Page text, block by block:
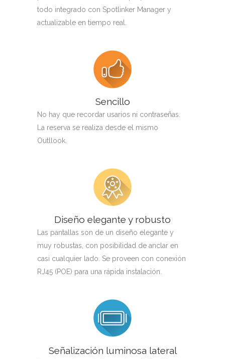
todo integrado con Spotlinker Manager y
actualizable en tiempo real.
Sencillo
No hay que recordar usarios ni contraseñas.
La reserva se realiza desde el mismo
Outllook.
Diseño elegante y robusto
Las pantallas son de un diseño elegante y
muy robustas, con posibilidad de anclar en
casi cualquier lado. Se proveen con conexión
RJ45 (POE) para una rápida instalación.
Señalización luminosa lateral